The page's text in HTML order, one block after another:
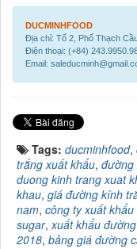
DUCMINHFOOD
Địa chỉ: Tổ 2, Phố Thạch
Điện thoại: (+84)
Email:
Tags: ducminhfood,
trắng xuất khẩu, đường
duong kinh trang xuat
khau, giá đường kính
nam, công ty xuất
sugar,xuất khẩu
2018, bảng giá đường